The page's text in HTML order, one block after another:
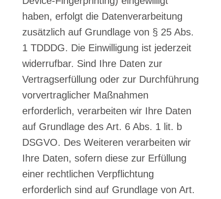
haben, erfolgt die Datenverarbeitung
zusätzlich auf Grundlage von § 25 Abs.
1 TDDDG. Die Einwilligung ist jederzeit
widerrufbar. Sind Ihre Daten zur
Vertragserfüllung oder zur Durchführung
vorvertraglicher Maßnahmen
erforderlich, verarbeiten wir Ihre Daten
auf Grundlage des Art. 6 Abs. 1 lit. b
DSGVO. Des Weiteren verarbeiten wir
Ihre Daten, sofern diese zur Erfüllung
einer rechtlichen Verpflichtung
erforderlich sind auf Grundlage von Art.